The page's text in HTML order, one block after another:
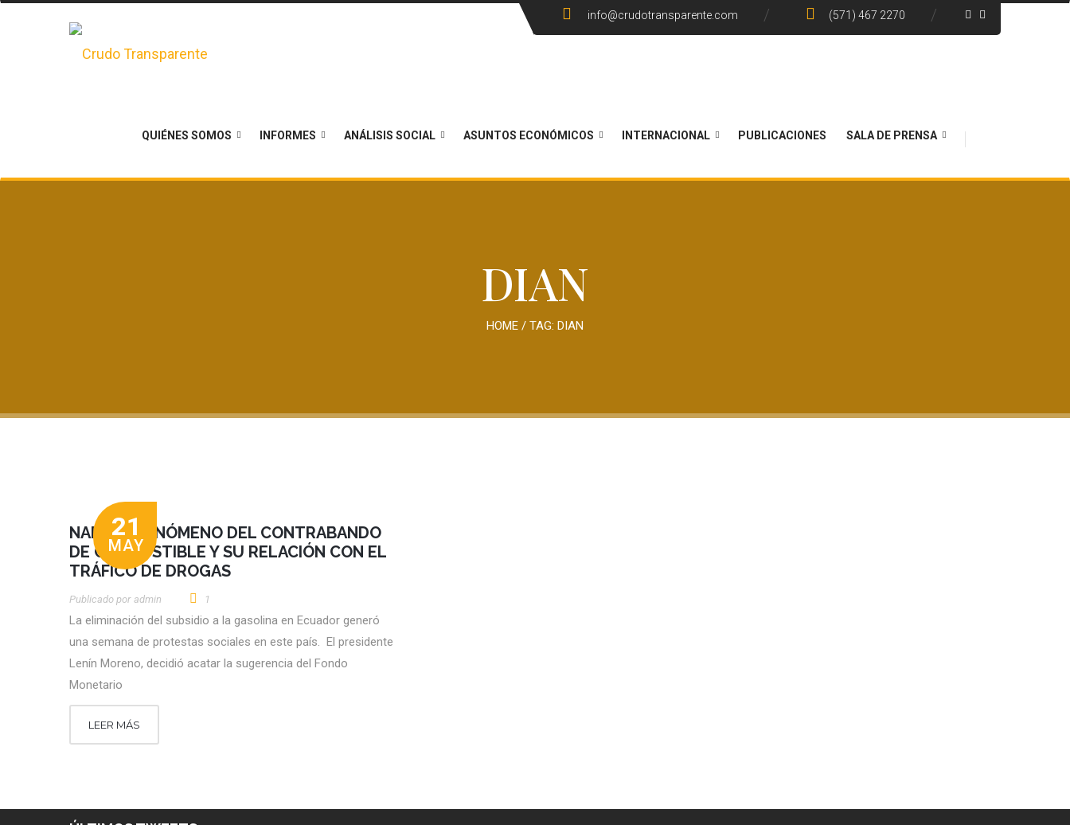
info@crudotransparente.com (571) 467 2270
QUIÉNES SOMOS INFORMES ANÁLISIS SOCIAL ASUNTOS ECONÓMICOS INTERNACIONAL PUBLICACIONES SALA DE PRENSA
DIAN
HOME / TAG: DIAN
21
MAY
NARIÑO: FENÓMENO DEL CONTRABANDO
DE COMBUSTIBLE Y SU RELACIÓN CON EL
TRÁFICO DE DROGAS
Publicado por Admin 1
La eliminación del subsidio a la gasolina en Ecuador generó
una semana de protestas sociales en este país. El presidente
Lenín Moreno, decidió acatar la sugerencia del Fondo
Monetario
LEER MÁS